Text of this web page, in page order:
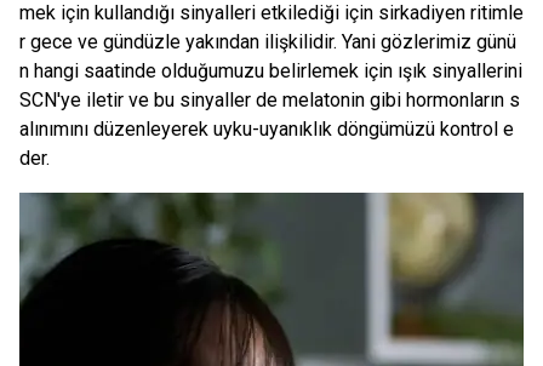
mek için kullandığı sinyalleri etkilediği için sirkadiyen ritimle
r gece ve gündüzle yakından ilişkilidir. Yani gözlerimiz günü
n hangi saatinde olduğumuzu belirlemek için ışık sinyallerini
SCN'ye iletir ve bu sinyaller de melatonin gibi hormonların s
alınımını düzenleyerek uyku-uyanıklık döngümüzü kontrol e
der.